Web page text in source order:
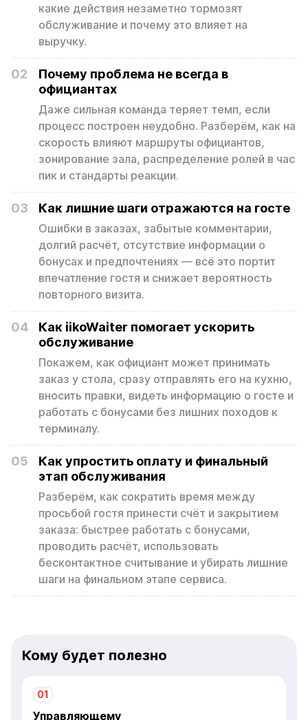
какие действия незаметно тормозят
обслуживание и почему это влияет на
выручку.
02
Почему проблема не всегда в
официантах
Даже сильная команда теряет темп, если
процесс построен неудобно. Разберём, как на
скорость влияют маршруты официантов,
зонирование зала, распределение ролей в час
пик и стандарты реакции.
03 Как лишние шаги отражаются на госте
Ошибки в заказах, забытые комментарии,
долгий расчёт, отсутствие информации о
бонусах и предпочтениях — всё это портит
впечатление гостя и снижает вероятность
повторного визита.
04
Как iikoWaiter помогает ускорить
обслуживание
Покажем, как официант может принимать
заказ у стола, сразу отправлять его на кухню,
вносить правки, видеть информацию о госте и
работать с бонусами без лишних походов к
терминалу.
05
Как упростить оплату и финальный
этап обслуживания
Разберём, как сократить время между
просьбой гостя принести счёт и закрытием
заказа: быстрее работать с бонусами,
проводить расчёт, использовать
бесконтактное считывание и убирать лишние
шаги на финальном этапе сервиса.
Кому будет полезно
01
Управляющему